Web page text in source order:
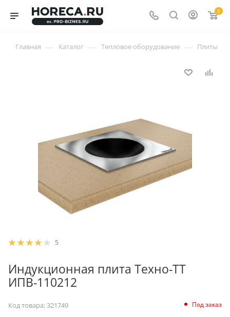
0
Главная — Каталог — Тепловое оборудование — Плиты
5
Индукционная плита Техно-ТТ
ИПВ-110212
Код товара:321749 Под заказ